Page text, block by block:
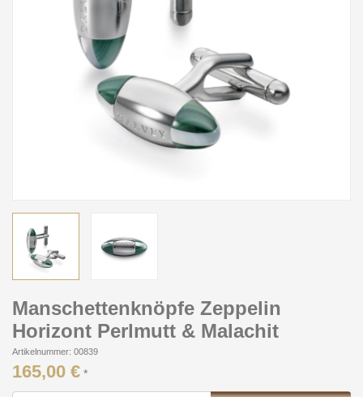
Manschettenknöpfe Zeppelin
Horizont Perlmutt & Malachit
Artikelnummer: 00839
165,00 € *